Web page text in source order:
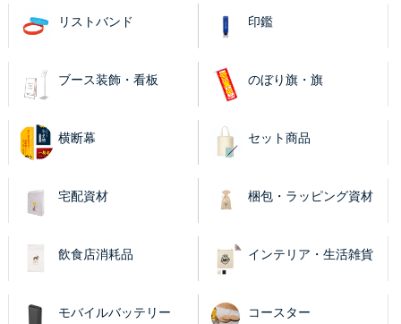
リストバンド 印鑑
ブース装飾・看板 のぼり旗・旗
横断幕 セット商品
宅配資材 梱包・ラッピング資材
飲食店消耗品 インテリア・生活雑貨
モバイルバッテリー コースター